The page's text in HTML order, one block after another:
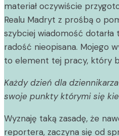
materiał oczywiście
Realu Madryt z prośbą o
szybciej wiadomość dotarła
radość nieopisana. Mojego
to element tej pracy, który
Każdy dzień dla
swoje punkty którymi się
Wyznaję taką zasadę, że
reportera, zaczyna się od